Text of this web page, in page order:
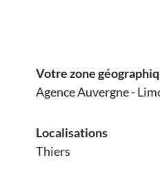
Votre zone
Agence Auvergne -
Localisations
Thiers